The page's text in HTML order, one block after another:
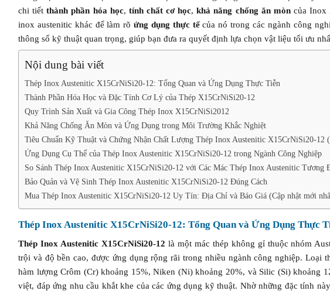
chi tiếtthành phần hóa học, tính chất cơ học,khả năng chống ăn mòncủa Inox
inox austenitic khác để làm rõứng dụng thực tếcủa nó trong các ngành công
thông số kỹ thuật quan trọng, giúp bạn đưa ra quyết định lựa chọn vật liệu tối ưu
Nội dung bài viết
Thép Inox Austenitic X15CrNiSi20-12: Tổng Quan và Ứng Dụng Thực Tiễn
Thành Phần Hóa Học và Đặc Tính Cơ Lý của Thép X15CrNiSi20-12
Quy Trình Sản Xuất và Gia Công Thép Inox X15CrNiSi2012
Khả Năng Chống Ăn Mòn và Ứng Dụng trong Môi Trường Khắc Nghiệt
Tiêu Chuẩn Kỹ Thuật và Chứng Nhận Chất Lượng Thép Inox Austenitic X15CrNiSi20-12
Ứng Dụng Cụ Thể của Thép Inox Austenitic X15CrNiSi20-12 trong Ngành Công Nghiệp
So Sánh Thép Inox Austenitic X15CrNiSi20-12 với Các Mác Thép Inox Austenitic Tương
Bảo Quản và Vệ Sinh Thép Inox Austenitic X15CrNiSi20-12 Đúng Cách
Mua Thép Inox Austenitic X15CrNiSi20-12 Uy Tín: Địa Chỉ và Báo Giá (Cập nhật mới
Thép Inox Austenitic X15CrNiSi20-12: Tổng Quan và Ứng Dụng Thực
Thép Inox Austenitic X15CrNiSi20-12 là một mác thép không gỉ thuộc nhóm
trội và độ bền cao, được ứng dụng rộng rãi trong nhiều ngành công nghiệp. Loại
hàm lượng Crôm (Cr) khoảng 15%, Niken (Ni) khoảng 20%, và Silic (Si) khoảng
việt, đáp ứng nhu cầu khắt khe của các ứng dụng kỹ thuật. Nhờ những đặc tính